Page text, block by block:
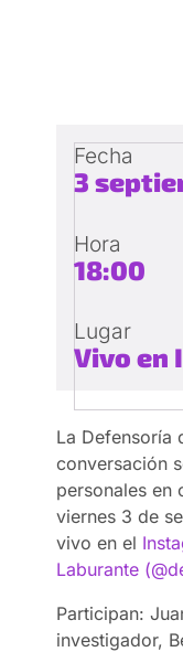
Fecha
3
Hora
18:00
Lugar
Vivo en
La Defensoría
conversación
personales en
viernes 3 de
vivo en el
Laburante
Participan:
investigador,